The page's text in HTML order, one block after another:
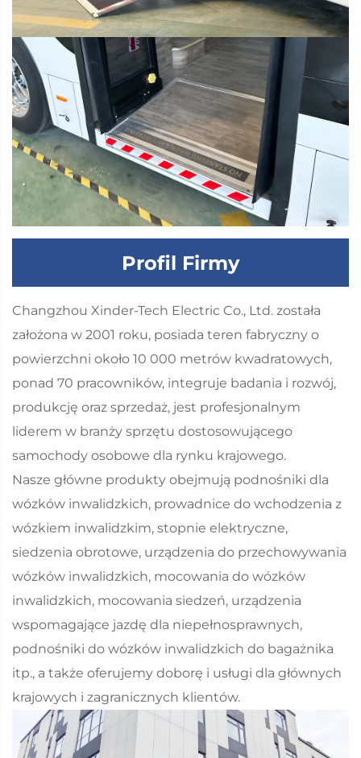
Profil Firmy
Changzhou Xinder-Tech Electric Co., Ltd. została
założona w 2001 roku, posiada teren fabryczny o
powierzchni około 10 000 metrów kwadratowych,
ponad 70 pracowników, integruje badania i rozwój,
produkcję oraz sprzedaż, jest profesjonalnym
liderem w branży sprzętu dostosowującego
samochody osobowe dla rynku krajowego.
Nasze główne produkty obejmują podnośniki dla
wózków inwalidzkich, prowadnice do wchodzenia z
wózkiem inwalidzkim, stopnie elektryczne,
siedzenia obrotowe, urządzenia do przechowywania
wózków inwalidzkich, mocowania do wózków
inwalidzkich, mocowania siedzeń, urządzenia
wspomagające jazdę dla niepełnosprawnych,
podnośniki do wózków inwalidzkich do bagażnika
itp., a także oferujemy doborę i usługi dla głównych
krajowych i zagranicznych klientów.